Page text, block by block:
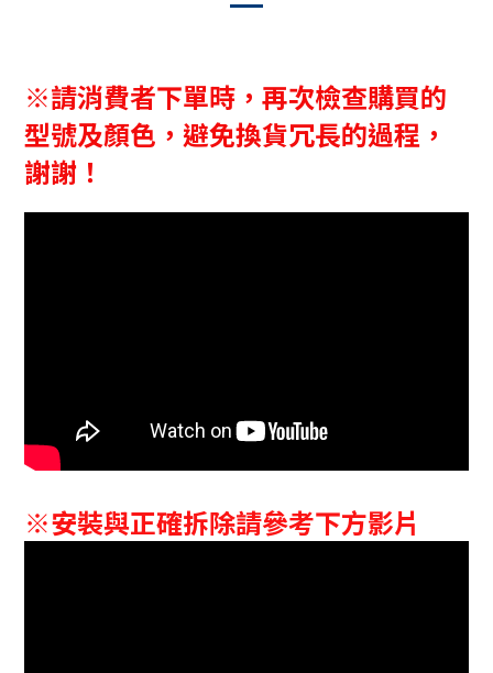
※請消費者下單時，再次檢查購買的
型號及顏色，避免換貨冗長的過程，
謝謝！
※安裝與正確拆除請參考下方影片